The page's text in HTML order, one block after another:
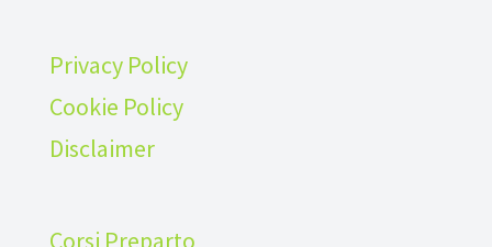
Privacy Policy
Cookie Policy
Disclaimer
Corsi Preparto